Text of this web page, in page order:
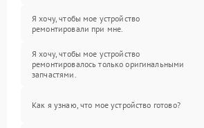
Я хочу, чтобы мое устройство
ремонтировали при мне.
Я хочу, чтобы мое устройство
ремонтировалось только оригинальными
запчастями.
Как я узнаю, что мое устройство готово?